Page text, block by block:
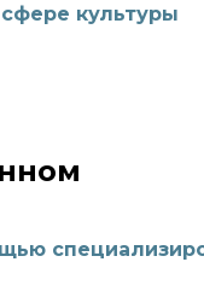
культуры